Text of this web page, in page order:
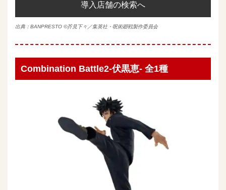
導入店舗の検索へ
出典： BANPRESTO ©芥見下々／集英社・呪術廻戦製作委員会
Combination Battle2-伏黒恵- 全1種